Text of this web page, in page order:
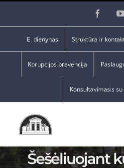
E. dienynas Struktūra ir
Korupcijos prevencija
Konsultavimasis
Šešėliuojant